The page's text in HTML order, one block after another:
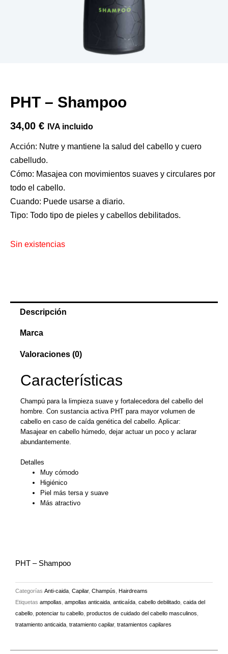
PHT – Shampoo
34,00 € IVA incluido
Acción: Nutre y mantiene la salud del cabello y cuero
cabelludo.
Cómo: Masajea con movimientos suaves y circulares por
todo el cabello.
Cuando: Puede usarse a diario.
Tipo: Todo tipo de pieles y cabellos debilitados.
Sin existencias
Descripción
Marca
Valoraciones (0)
Características
Champú para la limpieza suave y fortalecedora del cabello del
hombre. Con sustancia activa PHT para mayor volumen de
cabello en caso de caída genética del cabello. Aplicar:
Masajear en cabello húmedo, dejar actuar un poco y aclarar
abundantemente.
Detalles
Muy cómodo
Higiénico
Piel más tersa y suave
Más atractivo
PHT – Shampoo
Categorías Anti-caida Capilar, Champús
Hairdreams
Etiquetas ampollas ampollas anticaida anticaída cabello debilitado caida del
cabello potenciar tu cabello productos de cuidado del cabello masculinos
tratamiento anticaida tratamiento capilar, tratamientos capilares